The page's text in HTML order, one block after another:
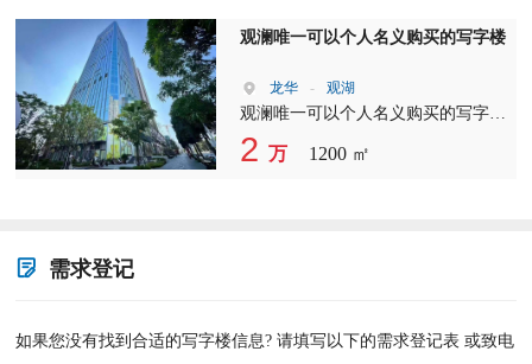
观澜唯一可以个人名义购买的写字楼
龙华 - 观湖
观澜唯一可以个人名义购买的写字楼
地铁口现房发售 面积120平起售，整
层1000平 售价1.6-1.9万/平
2 万 1200 ㎡
需求登记
如果您没有找到合适的写字楼信息? 请填写以下的需求登记表 或致电